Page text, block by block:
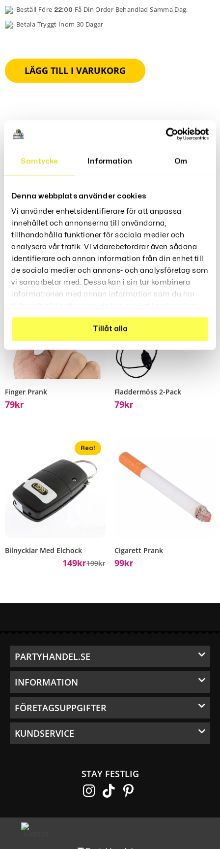
Samtycke Information Om
Denna webbplats använder cookies
Vi använder enhetsidentifierare för att anpassa
innehållet och annonserna till användarna,
tillhandahålla funktioner för sociala medier och
analysera vår trafik. Vi vidarebefordrar även sådana
identifierare och annan information från din enhet till
de sociala medier och annons- och analysföretag som
vi samarbetar med. Dessa kan i sin tur kombinera
informationen med annan information som du har
använt deras tjänster.
Tillåt alla
Beställ Före 22:00 Få Din Order Behandlad Samma Dag.
Betala Tryggt Inom 30 Dagar
LÄGG TILL I VARUKORG
Produktbeskrivning
Relaterade Produkter
Finger Prank
79Kr
Fladdermöss 2-Pack
79Kr
Rea!
Bilnycklar Med Elchock
199Kr
149Kr
Cigarett Prank
99Kr
PARTYHANDEL.SE
INFORMATION
FÖRETAGSUPPGIFTER
KUNDSERVICE
STAY FESTLIG